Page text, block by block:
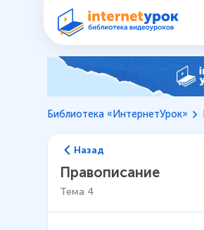
Библиотека «ИнтернетУрок»
Назад
Правописание
Тема 4